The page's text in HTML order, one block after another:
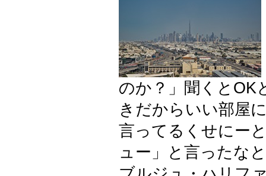
のか？」聞くとOK
きだからいい部屋
言ってるくせにー
ュー」と言ったな